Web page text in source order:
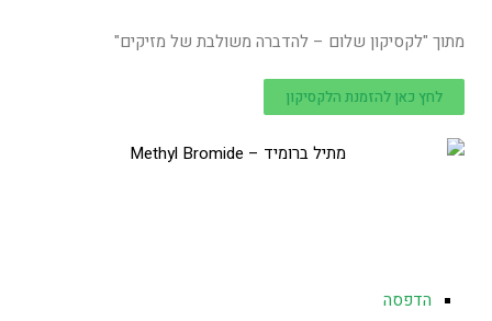
מתוך "לקסיקון שלום – להדברה משולבת של מזיקים"
לחץ כאן להזמנת הלקסיקון
הדפסה